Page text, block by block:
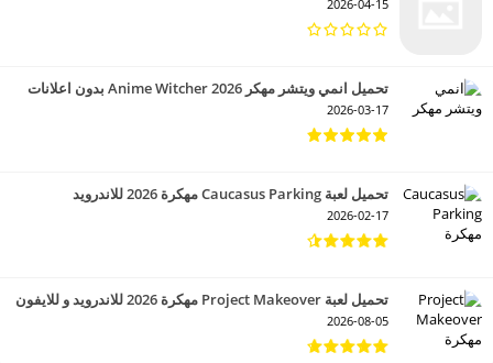
2026-04-15
تحميل انمي ويتشر مهكر 2026 Anime Witcher بدون اعلانات
2026-03-17
تحميل لعبة Caucasus Parking مهكرة 2026 للاندرويد
2026-02-17
تحميل لعبة Project Makeover مهكرة 2026 للاندرويد و للايفون
2026-08-05